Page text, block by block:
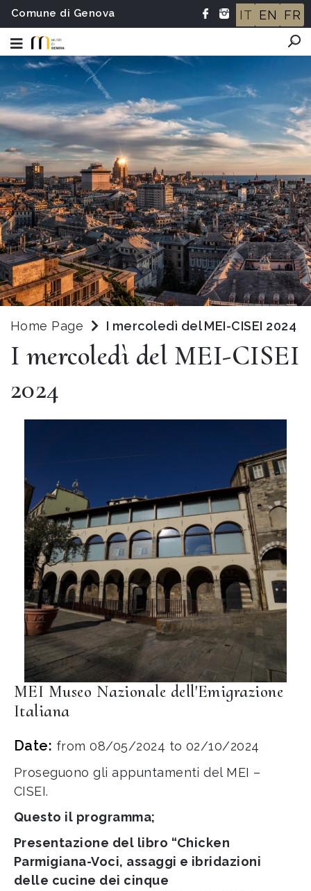
Comune di Genova IT EN FR
Home Page I mercoledì del MEI-CISEI 2024
I mercoledì del MEI-CISEI
2024
MEI Museo Nazionale dell'Emigrazione
Italiana
Date: from 08/05/2024 to 02/10/2024
Proseguono gli appuntamenti del MEI –
CISEI.
Questo il programma;
Presentazione del libro “Chicken
Parmigiana-Voci, assaggi e ibridazioni
delle cucine dei cinque